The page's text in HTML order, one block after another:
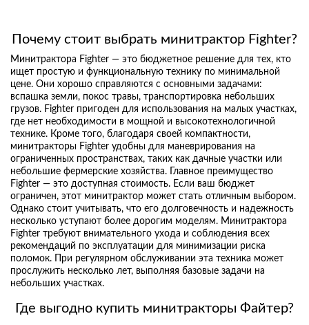
Почему стоит выбрать минитрактор Fighter?
Минитрактора Fighter — это бюджетное решение для тех, кто
ищет простую и функциональную технику по минимальной
цене. Они хорошо справляются с основными задачами:
вспашка земли, покос травы, транспортировка небольших
грузов. Fighter пригоден для использования на малых участках,
где нет необходимости в мощной и высокотехнологичной
технике. Кроме того, благодаря своей компактности,
минитракторы Fighter удобны для маневрирования на
ограниченных пространствах, таких как дачные участки или
небольшие фермерские хозяйства. Главное преимущество
Fighter — это доступная стоимость. Если ваш бюджет
ограничен, этот минитрактор может стать отличным выбором.
Однако стоит учитывать, что его долговечность и надежность
несколько уступают более дорогим моделям. Минитрактора
Fighter требуют внимательного ухода и соблюдения всех
рекомендаций по эксплуатации для минимизации риска
поломок. При регулярном обслуживании эта техника может
прослужить несколько лет, выполняя базовые задачи на
небольших участках.
Где выгодно купить минитракторы Файтер?